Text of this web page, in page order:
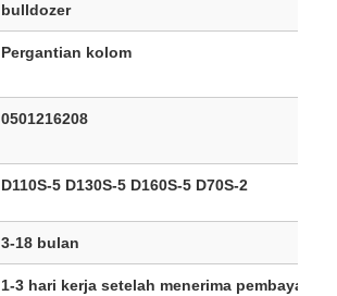
bulldozer
Pergantian kolom
0501216208
D110S-5 D130S-5 D160S-5 D70S-2
3-18 bulan
1-3 hari kerja setelah menerima pembayaran